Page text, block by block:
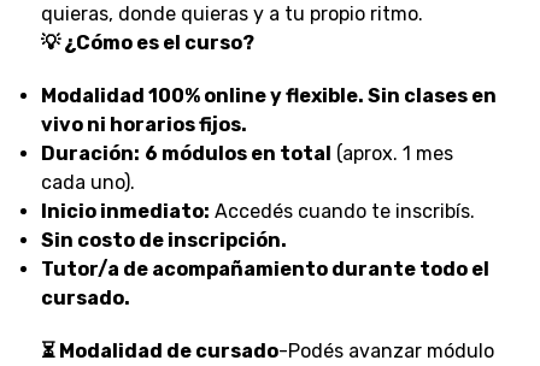
quieras, donde quieras y a tu propio ritmo.
💡 ¿Cómo es el curso?
Modalidad 100% online y flexible. Sin clases en
vivo ni horarios fijos.
Duración: 6 módulos en total (aprox. 1 mes
cada uno).
Inicio inmediato: Accedés cuando te inscribís.
Sin costo de inscripción.
Tutor/a de acompañamiento durante todo el
cursado.
⏳ Modalidad de cursado-Podés avanzar módulo